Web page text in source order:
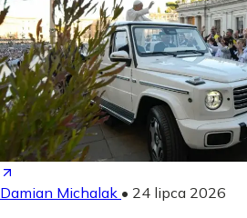
Damian Michalak • 24 lipca 2026